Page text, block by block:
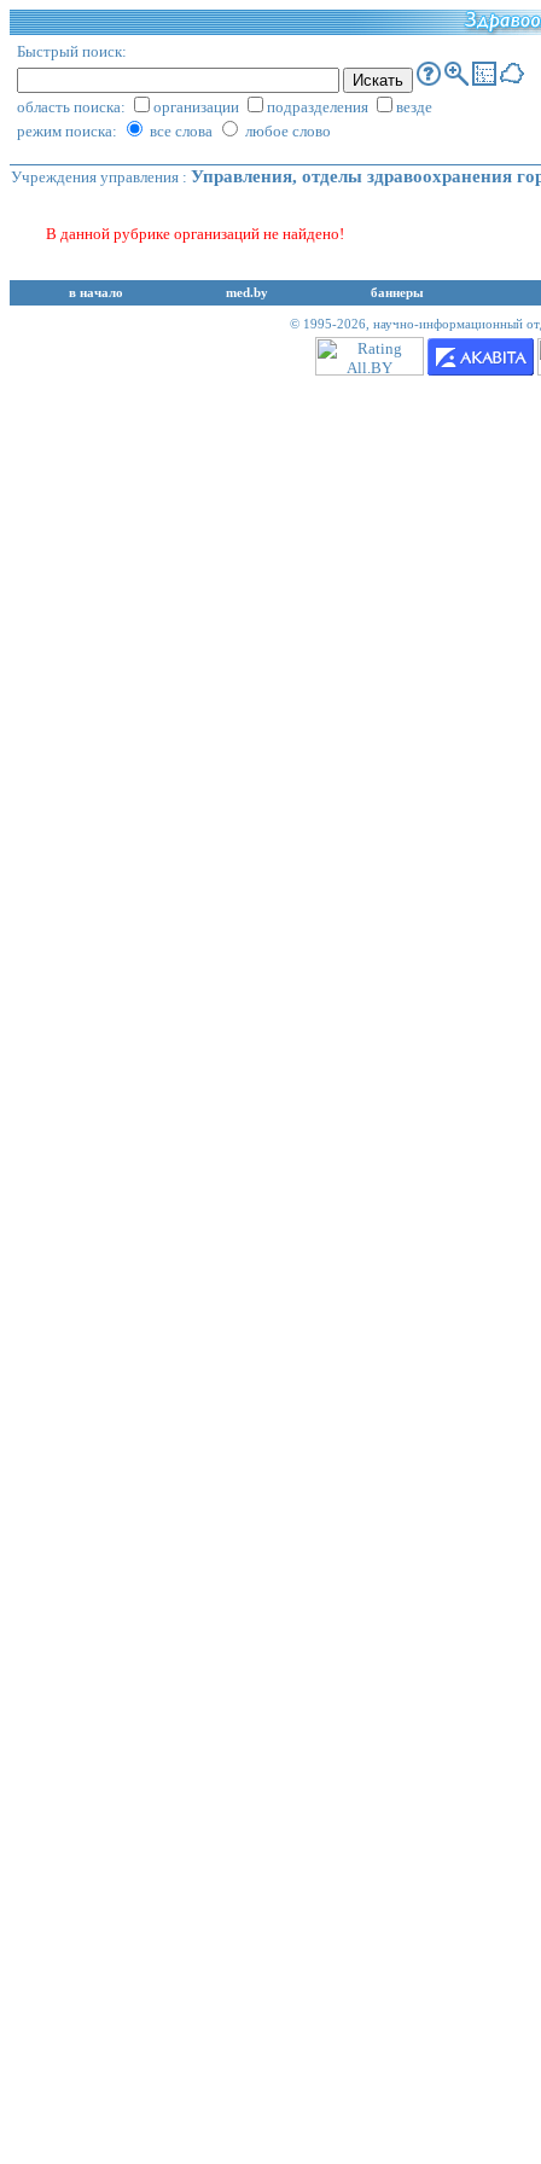
Быстрый поиск:
область поиска: организации подразделения
везде
режим поиска:
все слова любое слово
Учреждения управления : Управления, отделы здравоохранения
В данной рубрике организаций не найдено!
в начало med.by баннеры
© 1995-2026, научно-информационный